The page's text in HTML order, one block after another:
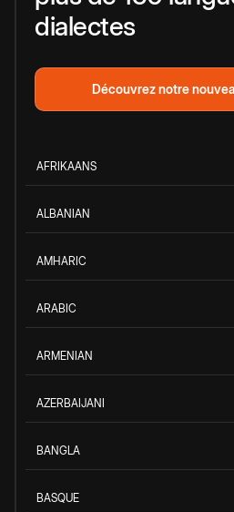
dialectes
Découvrez notre
AFRIKAANS
ALBANIAN
AMHARIC
ARABIC
ARMENIAN
AZERBAIJANI
BANGLA
BASQUE